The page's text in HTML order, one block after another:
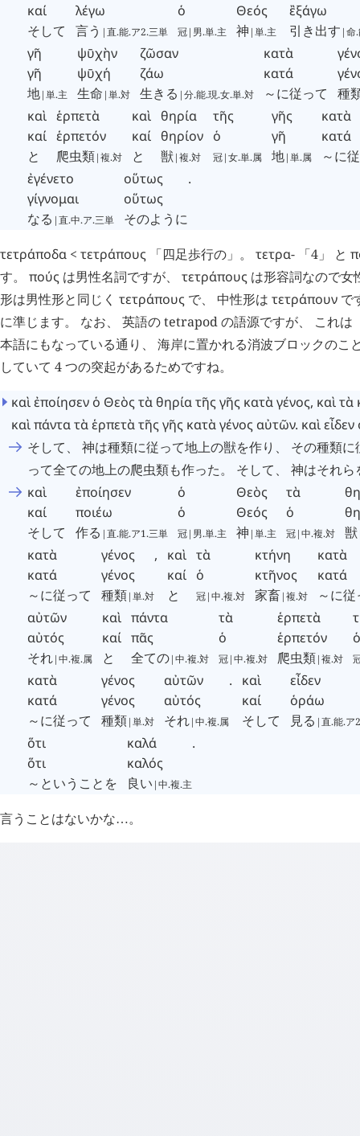
καί
そして
λέγω
言う |直.能.ア2.三単
ὁ
冠|男.単.主
Θεός
神 |単.主
ἒξάγω
引き出す |命
γῆ
γῆ
地|単.主
ψῡχὴν
ψῡχή
生命 |単.対
ζῶσαν
ζάω
生きる |分.能.現.女.単.対
κατὰ
κατά
～に従って
種
καὶ
καί
と
ἑρπετὰ
ἑρπετόν
爬虫類|複.対
καὶ
καί
と
θηρία
θηρίον
獣|複.対
τῆς
ὁ
冠|女.単.属
γῆς
γῆ
地|単.属
κατὰ
κατά
～に
ἐγένετο
γίγνομαι
なる |直.中.ア.三単
οὕτως
οὕτως
そのように
.
τετράποδα < τετράπους 「四足歩行の」。 τετρα- 「4」 と
す。 πούς は男性名詞ですが、 τετράπους は形容詞なので女
形は男性形と同じく τετράπους で、 中性形は τετράπουν で
に準じます。 なお、 英語の tetrapod の語源ですが、 これは
本語にもなっている通り、 海岸に置かれる消波ブロックのこ
していて 4 つの突起があるためですね。
καὶἐποίησεν ὁ Θεὸς τὰ θηρίατῆς γῆς κατὰγένος, καὶτὰ
καὶπάντατὰἑρπετὰτῆς γῆς κατὰγένος αὐτῶν. καὶεἶδεν
そして、 神は種類に従って地上の獣を作り、 その種類
って全ての地上の爬虫類も作った。 そして、 神はそれ
καὶ
καί
そして
ἐποίησεν
ποιέω
作る |直.能.ア1.三単
ὁ
ὁ
冠|男.単.主
Θεὸς
Θεός
神 |単.主
τὰ
ὁ
冠|中.複.対
獣
κατὰ
κατά
～に従って
γένος
γένος
種類|単.対
,
καὶ
καί
と
τὰ
ὁ
冠|中.複.対
κτήνη
κτῆνος
家畜|複.対
κατὰ
κατά
～に
αὐτῶν
αὐτός
それ|中.複.属
καὶ
καί
と
πάντα
πᾶς
全ての|中.複.対
τὰ
ὁ
冠|中.複.対
ἑρπετὰ
ἑρπετόν
爬虫類|複.対
ὁ
κατὰ
κατά
～に従って
γένος
γένος
種類|単.対
αὐτῶν
αὐτός
それ|中.複.属
.
καὶ
καί
そして
εἶδεν
ὁράω
見る |直.能.ア
ὅτι
ὅτι
～ということを
καλά
καλός
良い |中.複.主
.
言うことはないかな…。